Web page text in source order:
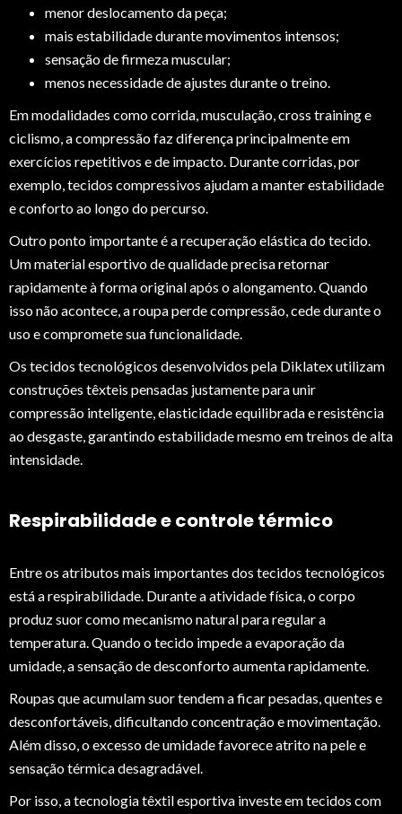
menor deslocamento da peça;
mais estabilidade durante movimentos intensos;
sensação de firmeza muscular;
menos necessidade de ajustes durante o treino.
Em modalidades como corrida, musculação, cross training e
ciclismo, a compressão faz diferença principalmente em
exercícios repetitivos e de impacto. Durante corridas, por
exemplo, tecidos compressivos ajudam a manter estabilidade
e conforto ao longo do percurso.
Outro ponto importante é a recuperação elástica do tecido.
Um material esportivo de qualidade precisa retornar
rapidamente à forma original após o alongamento. Quando
isso não acontece, a roupa perde compressão, cede durante o
uso e compromete sua funcionalidade.
Os tecidos tecnológicos desenvolvidos pela Diklatex utilizam
construções têxteis pensadas justamente para unir
compressão inteligente, elasticidade equilibrada e resistência
ao desgaste, garantindo estabilidade mesmo em treinos de alta
intensidade.
Respirabilidade e controle térmico
Entre os atributos mais importantes dos tecidos tecnológicos
está a respirabilidade. Durante a atividade física, o corpo
produz suor como mecanismo natural para regular a
temperatura. Quando o tecido impede a evaporação da
umidade, a sensação de desconforto aumenta rapidamente.
Roupas que acumulam suor tendem a ficar pesadas, quentes e
desconfortáveis, dificultando concentração e movimentação.
Além disso, o excesso de umidade favorece atrito na pele e
sensação térmica desagradável.
Por isso, a tecnologia têxtil esportiva investe em tecidos com